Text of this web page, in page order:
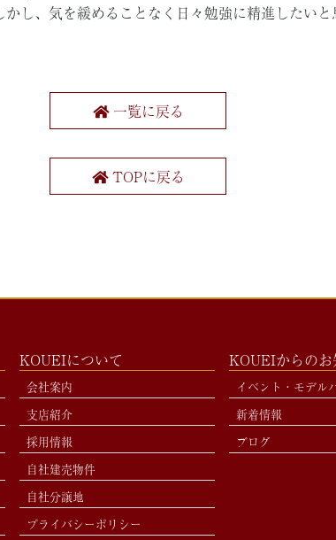
かし、気を緩めることなく日々勉強に精進したい
一覧に戻る
TOPに戻る
KOUEIについて
会社案内
支店紹介
採用情報
自社建売物件
自社分譲地
プライバシーポリシー
KOUEIからの
イベント・モデル
新着情報
ブログ